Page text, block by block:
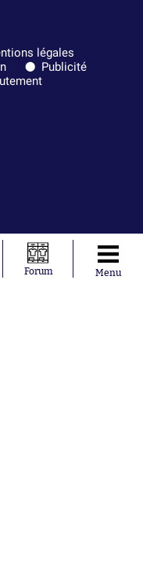
légales
Publicité
Forum Menu